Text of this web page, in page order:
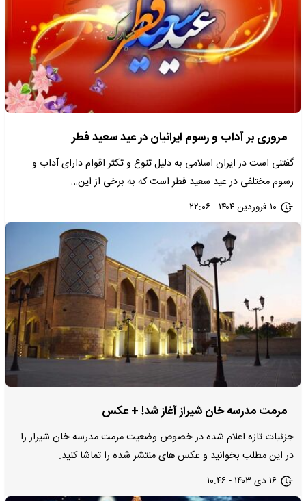
مروری بر آداب و رسوم ایرانیان در عید سعید فطر
گفتنی است در ایران اسلامی به دلیل تنوع و تکثر اقوام دارای آداب و
رسوم مختلفی در عید سعید فطر است که به برخی از این…
۱۰ فروردین ۱۴۰۴ - ۲۲:۰۶
مرمت مدرسه خان شیراز آغاز شد! + عکس
جزئیات تازه اعلام شده در خصوص وضعیت مرمت مدرسه خان شیراز را
در این مطلب بخوانید و عکس های منتشر شده را تماشا کنید.
۱۶ دی ۱۴۰۳ - ۱۰:۴۶